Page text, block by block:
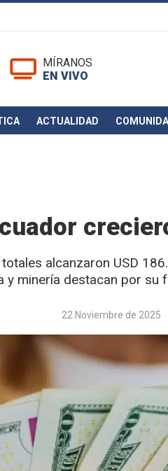
MÍRANOS
EN VIVO
ACTUALIDAD
alcanzaron USD
minería destacan por su
22 Noviembre de 2025